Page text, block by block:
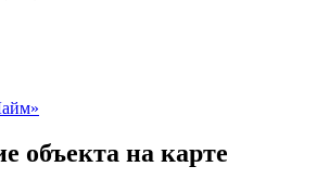
объекта на карте